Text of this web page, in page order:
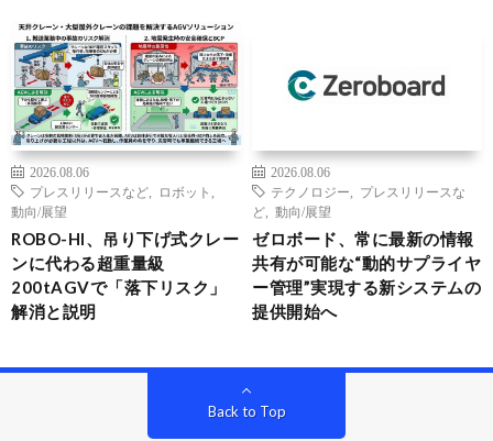
2026.08.06
プレスリリースなど
ロボット
動向/展望
ROBO-HI、吊り下げ式クレー
ンに代わる超重量級
200tAGVで「落下リスク」
解消と説明
2026.08.06
テクノロジー
プレスリリースな
ど
動向/展望
ゼロボード、常に最新の情報
共有が可能な“動的サプライヤ
ー管理”実現する新システムの
提供開始へ
Back to Top